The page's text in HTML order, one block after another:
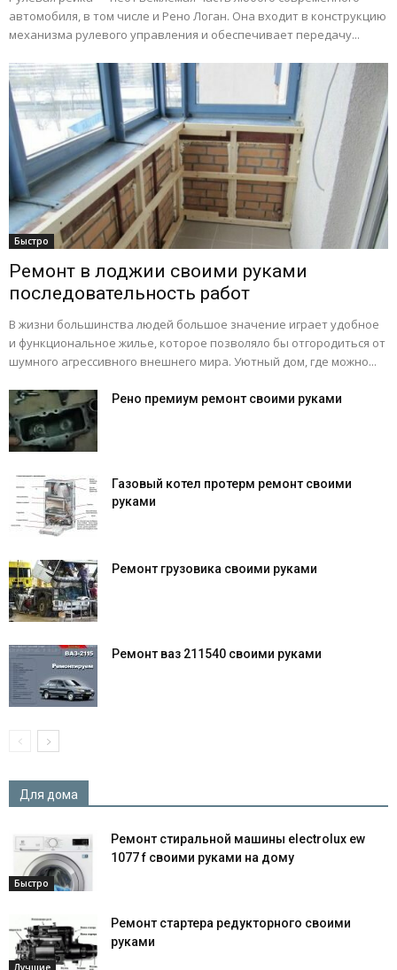
автомобиля, в том числе и Рено Логан. Она входит в конструкцию
механизма рулевого управления и обеспечивает передачу...
Быстро
Ремонт в лоджии своими руками
последовательность работ
В жизни большинства людей большое значение играет удобное
и функциональное жилье, которое позволяло бы отгородиться от
шумного агрессивного внешнего мира. Уютный дом, где можно...
Рено премиум ремонт своими руками
Газовый котел протерм ремонт своими
руками
Ремонт грузовика своими руками
Ремонт ваз 211540 своими руками
Для дома
Быстро
Ремонт стиральной машины electrolux ew
1077 f своими руками на дому
Лучшие
Ремонт стартера редукторного своими
руками